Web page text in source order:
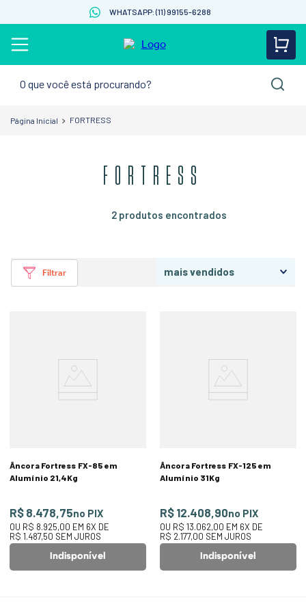
WHATSAPP: (11) 99155-6288
FORTRESS
FORTRESS
2 produtos
Filtrar mais vendidos
Âncora Fortress FX-85 em
Alumínio 21,4Kg
R$ 8.478,75no PIX
OU R$ 8.925,00 EM 6X DE
R$ 1.487,50 SEM JUROS
Indisponível
Âncora Fortress FX-125 em
Alumínio 31Kg
R$ 12.408,90no PIX
OU R$ 13.062,00 EM 6X DE
R$ 2.177,00 SEM JUROS
Indisponível